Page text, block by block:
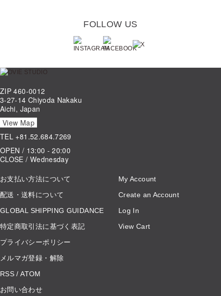
FOLLOW US
ZIP 460-0012
3-27-14 Chiyoda Nakaku
Aichi, Japan
View Map
TEL +81.52.684.7269
OPEN / 13:00 - 20:00
CLOSE / Wednesday
お支払い方法について
配送・送料について
GLOBAL SHIPPING GUIDANCE
特定商取引法に基づく表記
プライバシーポリシー
メルマガ登録・解除
RSS /ATOM
お問い合わせ
My Account
Create an Account
Log In
View Cart